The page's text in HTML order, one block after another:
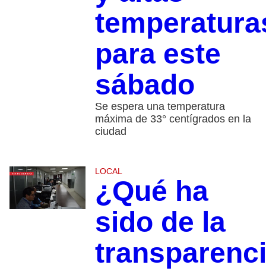
para este
sábado
Se espera una temperatura
máxima de 33° centígrados en la
ciudad
LOCAL
¿Qué ha
sido de la